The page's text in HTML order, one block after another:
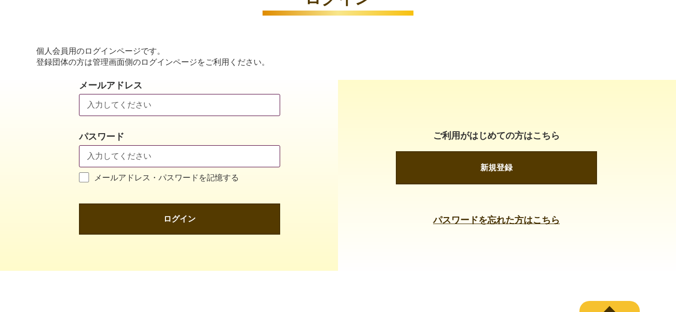
個人会員用のログインページです。
登録団体の方は管理画面側のログインページをご利用ください。
メールアドレス
パスワード
メールアドレス・パスワードを記憶する
ログイン
ご利用がはじめての方はこちら
新規登録
パスワードを忘れた方はこちら